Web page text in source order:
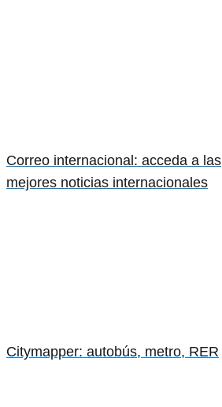
Correo internacional: acceda a las
mejores noticias internacionales
Citymapper: autobús, metro, RER